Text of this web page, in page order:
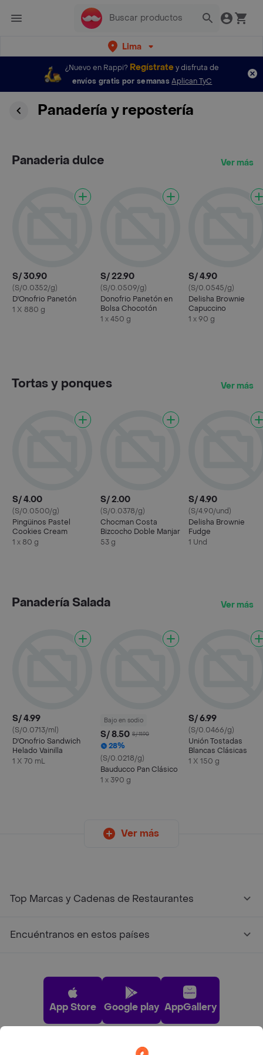
Lima
¿Nuevo en Rappi? Regístratey disfruta de
envíos gratis por semanas Aplican TyC
Panadería y repostería
Panaderia dulce Ver más
S/ 30.90
(S/0.0352/g)
D'Onofrio Panetón
1 X 880 g
S/ 22.90
(S/0.0509/g)
Donofrio Panetón en
Bolsa Chocotón
1 x 450 g
S/ 4.90
(S/0.0545/g)
Delisha Brownie
Capuccino
1 x 90 g
Tortas y ponques Ver más
S/ 4.00
(S/0.0500/g)
Pingüinos Pastel
Cookies Cream
1 x 80 g
S/ 2.00
(S/0.0378/g)
Chocman Costa
Bizcocho Doble Manjar
53 g
S/ 4.90
(S/4.90/und)
Delisha Brownie
Fudge
1 Und
Panadería Salada Ver más
S/ 4.99
(S/0.0713/ml)
D'Onofrio Sandwich
Helado Vainilla
1 X 70 mL
Bajo en sodio
S/ 8.50 S/ 11.90
28%
(S/0.0218/g)
Bauducco Pan Clásico
1 x 390 g
S/ 6.99
(S/0.0466/g)
Unión Tostadas
Blancas Clásicas
1 X 150 g
Ver más
Top Marcas y Cadenas de Restaurantes
Encuéntranos en estos países
App Store Google play AppGallery